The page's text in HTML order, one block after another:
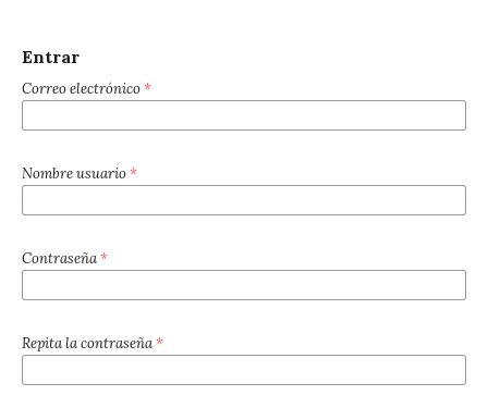
Entrar
Correo electrónico*
Nombre usuario*
Contraseña*
Repita la contraseña*